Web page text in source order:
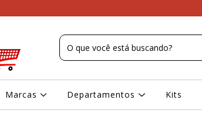
Marcas Departamentos Kits